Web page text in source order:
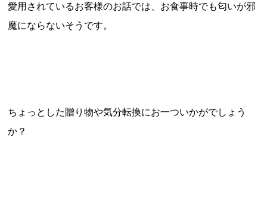
愛用されているお客様のお話では、お食事時でも匂いが邪
魔にならないそうです。
ちょっとした贈り物や気分転換にお一ついかがでしょう
か？